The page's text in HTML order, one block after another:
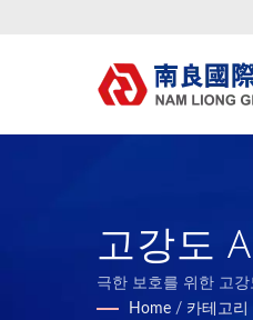
고강도
재 제조
극한 보호를 위한 고
Home / 카테고리